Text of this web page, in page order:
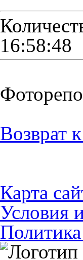
16:58:48
Возврат
Карта
Условия